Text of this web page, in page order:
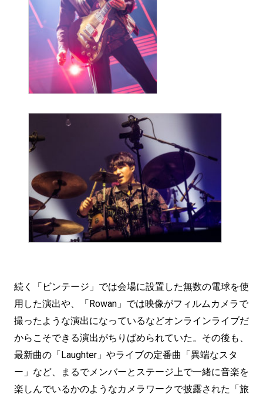
続く「ビンテージ」では会場に設置した無数の電球を使
用した演出や、「Rowan」では映像がフィルムカメラで
撮ったような演出になっているなどオンラインライブだ
からこそできる演出がちりばめられていた。その後も、
最新曲の「Laughter」やライブの定番曲「異端なスタ
ー」など、まるでメンバーとステージ上で一緒に音楽を
楽しんでいるかのようなカメラワークで披露された「旅